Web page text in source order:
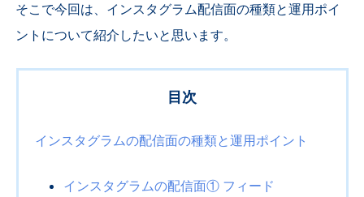
そこで今回は、インスタグラム配信面の種類と運用ポイ
ントについて紹介したいと思います。
目次
インスタグラムの配信面の種類と運用ポイント
インスタグラムの配信面① フィード